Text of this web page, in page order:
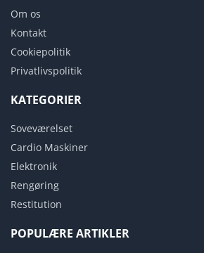
Om os
Kontakt
Cookiepolitik
Privatlivspolitik
KATEGORIER
Soveværelset
Cardio Maskiner
Elektronik
Rengøring
Restitution
POPULÆRE ARTIKLER